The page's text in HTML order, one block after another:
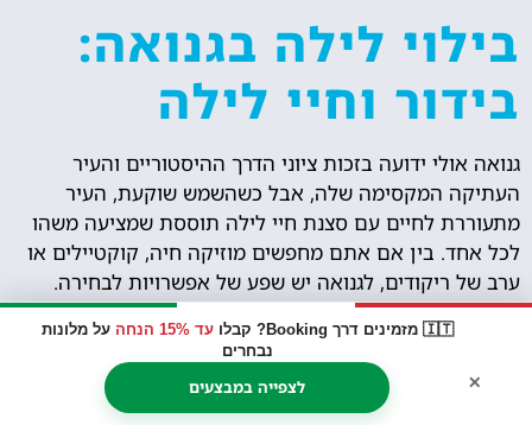
🇮🇹 מזמינים דרך Booking? קבלו עד 15% הנחה
על מלונות
נבחרים
לצפייה במבצעים ×
בילוי לילה בגנואה:
בידור וחיי לילה
גנואה אולי ידועה בזכות ציוני הדרך ההיסטוריים והעיר
העתיקה המקסימה שלה, אבל כשהשמש שוקעת, העיר
מתעוררת לחיים עם סצנת חיי לילה תוססת שמציעה משהו
לכל אחד. בין אם אתם מחפשים מוזיקה חיה, קוקטיילים או
ערב של ריקודים, לגנואה יש שפע של אפשרויות לבחירה.
אולמות מוזיקה חיה:
אם אתם חובבי מוזיקה, לא תתאכזבו מהמבחר של
אולמות מוזיקה חיה בגנואה. אחד הפופולריים ביותר